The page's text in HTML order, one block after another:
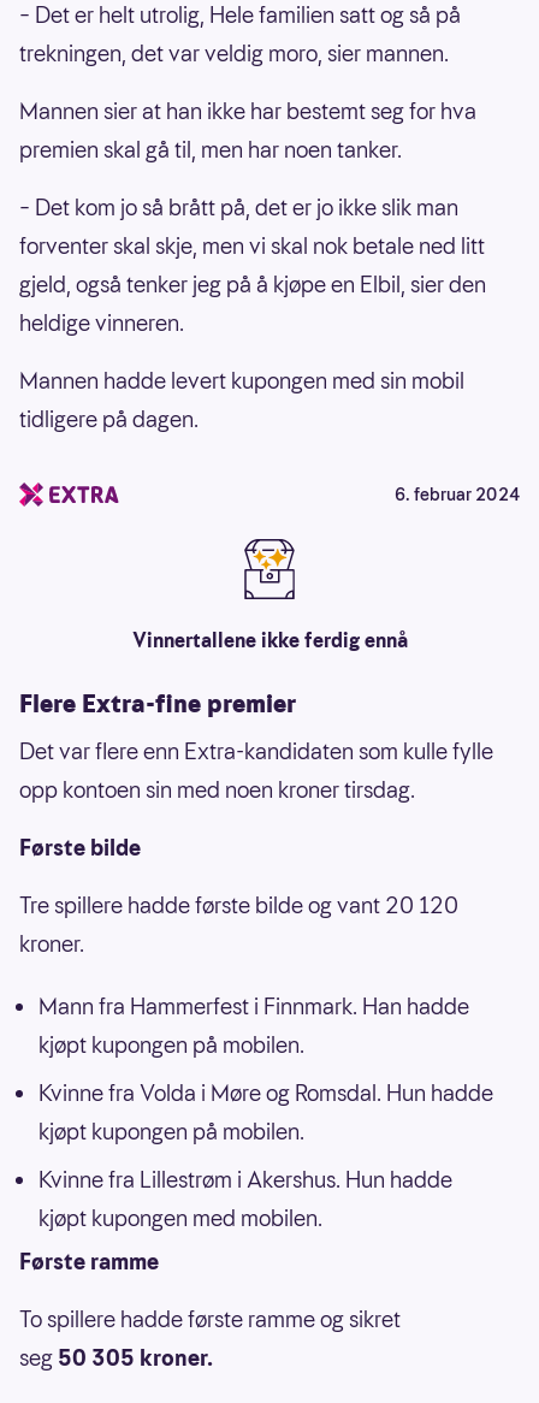
– Det er helt utrolig, Hele familien satt og så på
trekningen, det var veldig moro, sier mannen.
Mannen sier at han ikke har bestemt seg for hva
premien skal gå til, men har noen tanker.
– Det kom jo så brått på, det er jo ikke slik man
forventer skal skje, men vi skal nok betale ned litt
gjeld, også tenker jeg på å kjøpe en Elbil, sier den
heldige vinneren.
Mannen hadde levert kupongen med sin mobil
tidligere på dagen.
6. februar 2024
Vinnertallene ikke ferdig ennå
Flere Extra-fine premier
Det var flere enn Extra-kandidaten som kulle fylle
opp kontoen sin med noen kroner tirsdag.
Første bilde
Tre spillere hadde første bilde og vant 20 120
kroner.
Mann fra Hammerfest i Finnmark. Han hadde
kjøpt kupongen på mobilen.
Kvinne fra Volda i Møre og Romsdal. Hun hadde
kjøpt kupongen på mobilen.
Kvinne fra Lillestrøm i Akershus. Hun hadde
kjøpt kupongen med mobilen.
Første ramme
To spillere hadde første ramme og sikret
seg 50 305 kroner.